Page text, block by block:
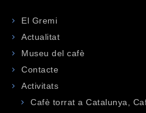
El Gremi
Actualitat
Museu del cafè
Contacte
Activitats
Cafè torrat a Catalunya,